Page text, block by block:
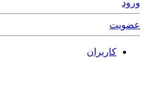
ورود
عضویت
کاربران